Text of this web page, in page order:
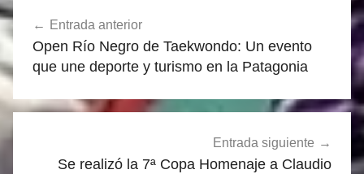
Navegación
de
entradas
Entrada anterior
Open Río Negro de Taekwondo: Un evento
que une deporte y turismo en la Patagonia
Entrada siguiente
Se realizó la 7ª Copa Homenaje a Claudio